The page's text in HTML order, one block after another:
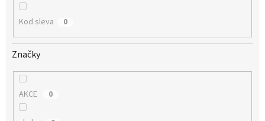
Kod sleva 0
Značky
AKCE 0